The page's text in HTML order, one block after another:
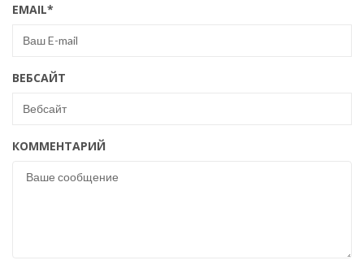
EMAIL*
ВЕБСАЙТ
КОММЕНТАРИЙ